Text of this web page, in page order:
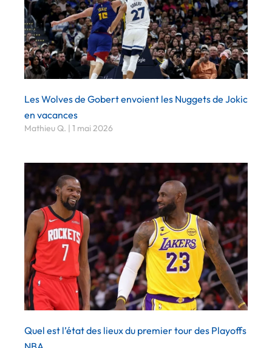
Les Wolves de Gobert envoient les Nuggets de Jokic
en vacances
Mathieu Q. 1 mai 2026
Quel est l’état des lieux du premier tour des Playoffs